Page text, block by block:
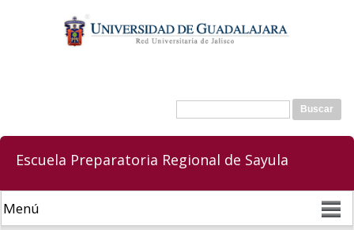
contenido
principal
Formulario de búsqueda
Buscar
Escuela Preparatoria Regional de Sayula